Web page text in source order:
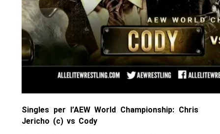
Singles per l’AEW World Championship: Chris
Jericho (c) vs Cody